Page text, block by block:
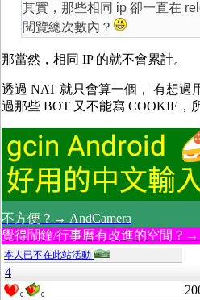
其實，那些相同 ip 卻一直在
閱覽總次數內？
那當然，相同 IP 的就不會累計。
透過 NAT 就只會算一個， 有想過
過那些 BOT 又不能寫 COOKIE，
不方便？→ AndCamera
覺得鬧鐘/行事曆有改進的空間？
本人已不在此站活動
4
0 0